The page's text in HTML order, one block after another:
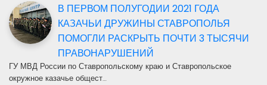
В ПЕРВОМ ПОЛУГОДИИ 2021 ГОДА
КАЗАЧЬИ ДРУЖИНЫ СТАВРОПОЛЬЯ
ПОМОГЛИ РАСКРЫТЬ ПОЧТИ 3 ТЫСЯЧИ
ПРАВОНАРУШЕНИЙ
ГУ МВД России по Ставропольскому краю и Ставропольское
окружное казачье общест…